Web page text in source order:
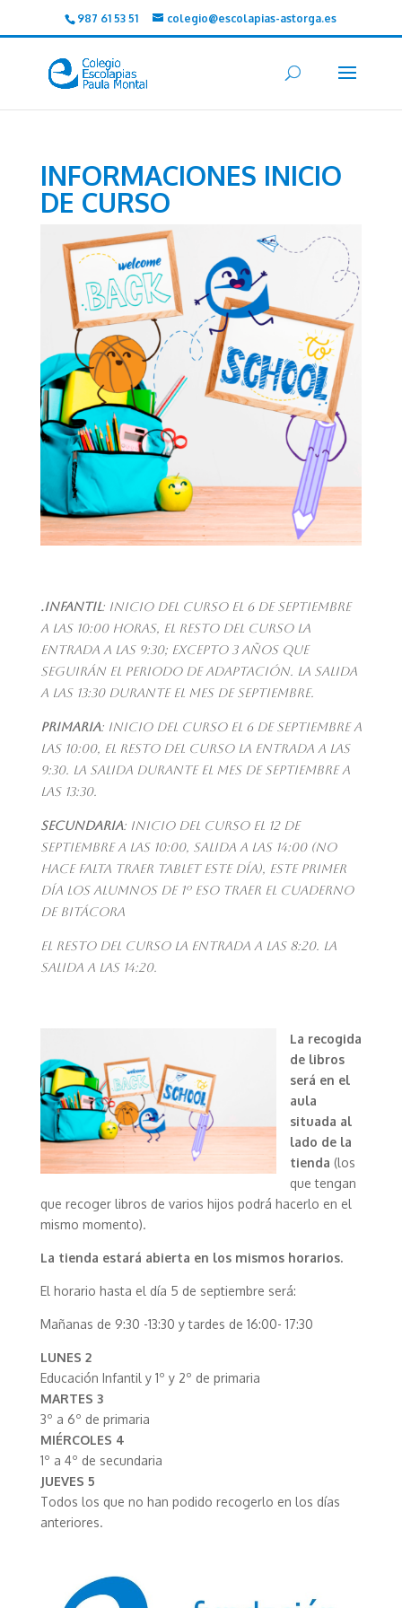
987 61 53 51 colegio@escolapias-astorga.es
INFORMACIONES INICIO
DE CURSO
.INFANTIL: Inicio del curso el 6 de septiembre
a las 10:00 horas, el resto del curso la
entrada a las 9:30; excepto 3 años que
seguirán el periodo de adaptación. La salida
a las 13:30 durante el mes de septiembre.
PRIMARIA: Inicio del curso el 6 de septiembre a
las 10:00, el resto del curso la entrada a las
9:30. La salida durante el mes de septiembre a
las 13:30.
SECUNDARIA: Inicio del curso el 12 de
septiembre a las 10:00, SALIDA A LAS 14:00 (NO
HACE FALTA TRAER TABLET ESTE DÍA), eSTE PRIMER
DÍA LOS ALUMNOS DE 1º ESO TRAER EL CUADERNO
DE BITÁCORA
el resto del curso la entrada a las 8:20. La
salida a las 14:20.
La recogida
de libros
será en el
aula
situada al
lado de la
tienda (los
que tengan
que recoger libros de varios hijos podrá hacerlo en el
mismo momento).
La tienda estará abierta en los mismos horarios.
El horario hasta el día 5 de septiembre será:
Mañanas de 9:30 -13:30 y tardes de 16:00- 17:30
LUNES 2
Educación Infantil y 1º y 2º de primaria
MARTES 3
3º a 6º de primaria
MIÉRCOLES 4
1º a 4º de secundaria
JUEVES 5
Todos los que no han podido recogerlo en los días
anteriores.